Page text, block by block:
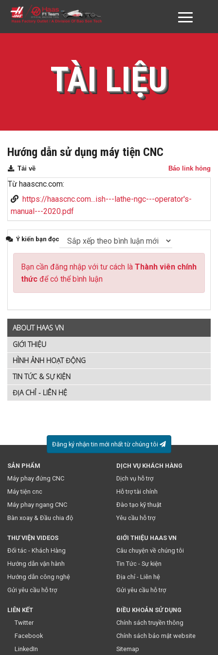
SẢN PHẨM
TƯ VẤN
LIÊN HỆ
TÀI LIỆU
Hướng dẫn sử dụng máy tiện CNC
Báo link hỏng
Tải về
Từ haascnc.com:
https://haascnc.com...ish---lathe-ngc---operator's-
manual---2020.pdf
Ý kiến bạn đọc
Bạn cần đăng nhập với tư cách là Thành viên chính
thức để có thể bình luận
ABOUT HAAS VN
GIỚI THIỆU
HÌNH ẢNH HOẠT ĐỘNG
TIN TỨC & SỰ KIỆN
ĐỊA CHỈ - LIÊN HỆ
Đăng ký nhận tin mới nhất từ chúng tôi
* Việc này đồng nghĩa với việc bạn chấp nhậnchính sách
của chúng tôi.
SẢN PHẨM
Máy phay đứng CNC
Máy tiện cnc
Máy phay ngang CNC
Bàn xoay & Đầu chia độ
DỊCH VỤ KHÁCH HÀNG
Dịch vụ hỗ trợ
Hỗ trợ tài chính
Đào tạo kỹ thuật
Yêu cầu hỗ trợ
THƯ VIỆN VIDEOS
Đối tác - Khách Hàng
Hướng dẫn vận hành
Hướng dẫn công nghệ
Gửi yêu cầu hỗ trợ
GIỚI THIỆU HAAS VN
Câu chuyện về chúng tôi
Tin Tức - Sự kiện
Địa chỉ - Liên hệ
Gửi yêu cầu hỗ trợ
LIÊN KẾT
Twitter
Facebook
LinkedIn
ĐIỀU KHOẢN SỬ DỤNG
Chính sách truyền thông
Chính sách bảo mật website
Sitemap